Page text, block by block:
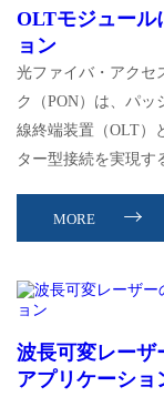
OLTモジュール
ョン
光ファイバ・アクセ
ク（PON）は、パッ
線終端装置（OLT）
ター型接続を実現す
MORE
波長可変レーザ
アプリケーショ